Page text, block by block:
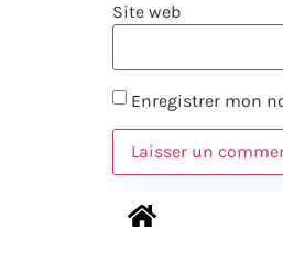
Site web
Enregistrer mon